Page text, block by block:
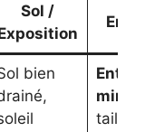
Sol /
bien
taille